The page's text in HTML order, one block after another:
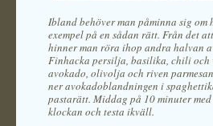
Ibland behöver man påminna sig
exempel på en sådan rätt. Från det
hinner man röra ihop andra halvan
Finhacka persilja, basilika, chili och
avokado, olivolja och riven
ner avokadoblandningen i
pastarätt. Middag på 10 minuter
klockan och testa ikväll.